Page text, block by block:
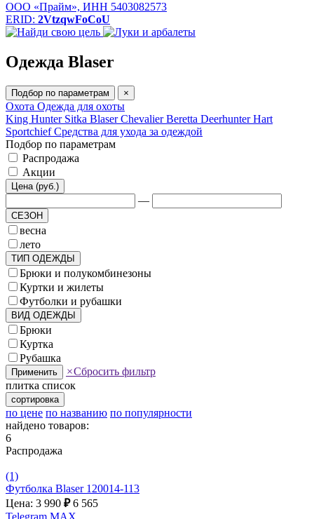
ООО «Прайм», ИНН 5403082573
ERID: 2VtzqwFoCoU
Одежда Blaser
Подбор по параметрам ×
Охота Одежда для охоты
King Hunter Sitka BlaserChevalierBeretta DeerhunterHart
SportchiefСредства для ухода за одеждой
Подбор по параметрам
Распродажа
Акции
Цена (руб.)
—
СЕЗОН
весна
лето
ТИП ОДЕЖДЫ
Брюки и полукомбинезоны
Куртки и жилеты
Футболки и рубашки
ВИД ОДЕЖДЫ
Брюки
Куртка
Рубашка
Применить ×Сбросить фильтр
плитка список
сортировка
по цене по названию по популярности
найдено товаров:
6
Распродажа
(1)
Футболка Blaser 120014-113
Цена: 3 990 ₽ 6 565
Telegram MAX